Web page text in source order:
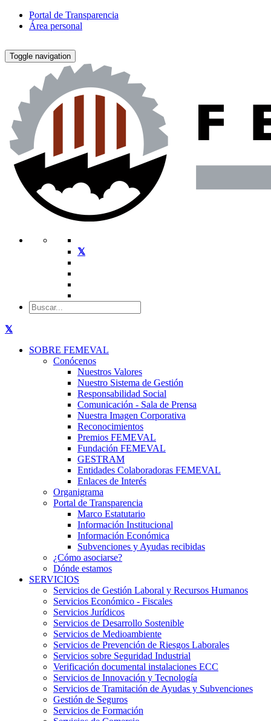
Portal de Transparencia
Área personal
Toggle navigation
SOBRE FEMEVAL
Conócenos
Nuestros Valores
Nuestro Sistema de Gestión
Responsabilidad Social
Comunicación - Sala de Prensa
Nuestra Imagen Corporativa
Reconocimientos
Premios FEMEVAL
Fundación FEMEVAL
GESTRAM
Entidades Colaboradoras FEMEVAL
Enlaces de Interés
Organigrama
Portal de Transparencia
Marco Estatutario
Información Institucional
Información Económica
Subvenciones y Ayudas recibidas
¿Cómo asociarse?
Dónde estamos
SERVICIOS
Servicios de Gestión Laboral y Recursos Humanos
Servicios Económico - Fiscales
Servicios Jurídicos
Servicios de Desarrollo Sostenible
Servicios de Medioambiente
Servicios de Prevención de Riesgos Laborales
Servicios sobre Seguridad Industrial
Verificación documental instalaciones ECC
Servicios de Innovación y Tecnología
Servicios de Tramitación de Ayudas y Subvenciones
Gestión de Seguros
Servicios de Formación